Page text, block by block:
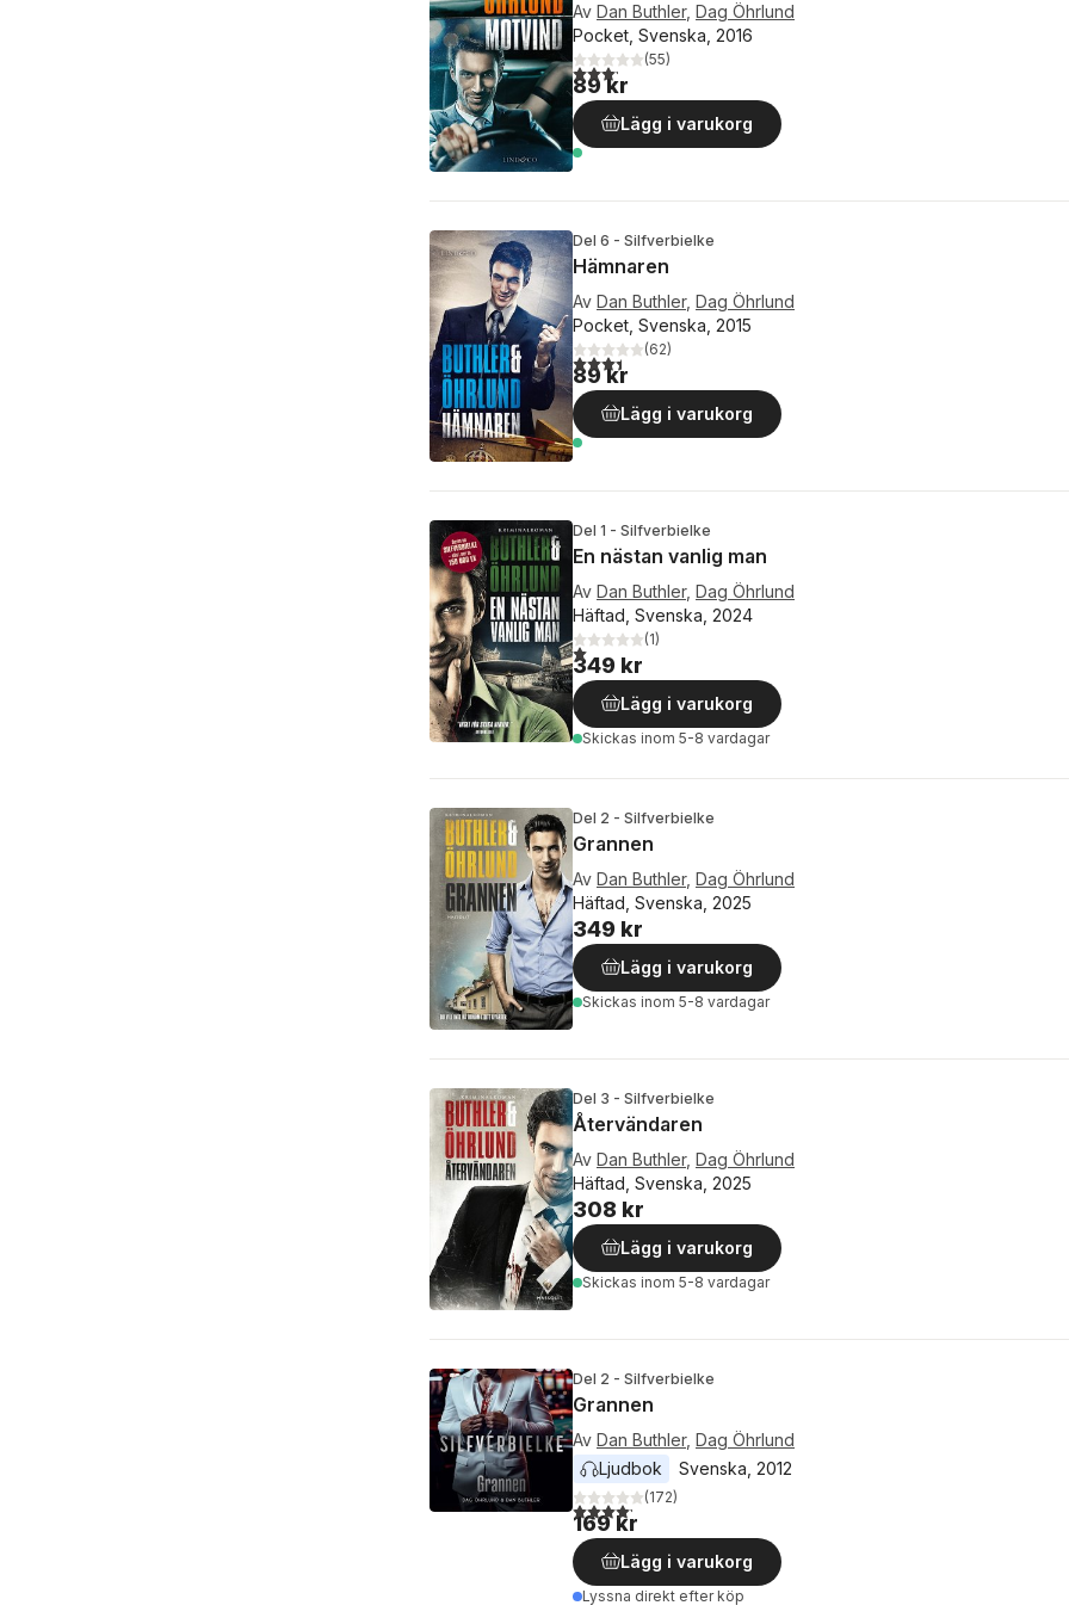
Av Dan Buthler, Dag Öhrlund
Pocket, Svenska, 2016
3,2utav 5 stjärnor. Totalt antal röster:
(55)
89 kr
Lägg i varukorg
Del 6 - Silfverbielke
Hämnaren
Av Dan Buthler, Dag Öhrlund
Pocket, Svenska, 2015
3,4utav 5 stjärnor. Totalt antal röster:
(62)
89 kr
Lägg i varukorg
Del 1 - Silfverbielke
En nästan vanlig man
Av Dan Buthler, Dag Öhrlund
Häftad, Svenska, 2024
1,0utav 5 stjärnor. Totalt antal röster:
(1)
349 kr
Lägg i varukorg
Skickas inom 5-8 vardagar
Del 2 - Silfverbielke
Grannen
Av Dan Buthler, Dag Öhrlund
Häftad, Svenska, 2025
349 kr
Lägg i varukorg
Skickas inom 5-8 vardagar
Del 3 - Silfverbielke
Återvändaren
Av Dan Buthler, Dag Öhrlund
Häftad, Svenska, 2025
308 kr
Lägg i varukorg
Skickas inom 5-8 vardagar
Del 2 - Silfverbielke
Grannen
Av Dan Buthler, Dag Öhrlund
Ljudbok
Svenska 2012
4,2utav 5 stjärnor. Totalt antal röster:
(172)
169 kr
Lägg i varukorg
Lyssna direkt efter köp